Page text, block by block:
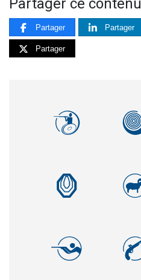
Partager ce contenu
Partager Partager
Partager